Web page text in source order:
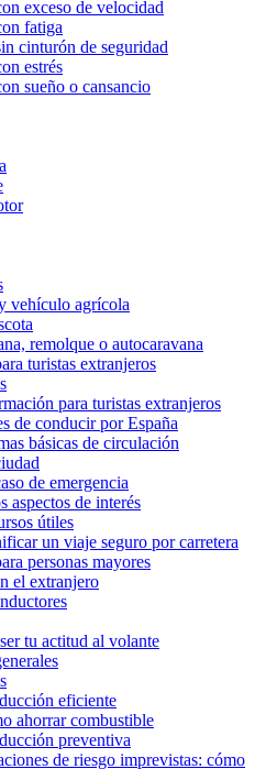
exceso de velocidad
fatiga
cinturón de seguridad
estrés
sueño o cansancio
vehículo agrícola
remolque o autocaravana
turistas extranjeros
para turistas extranjeros
de conducir por España
básicas de circulación
de emergencia
aspectos de interés
útiles
un viaje seguro por carretera
personas mayores
el extranjero
tu actitud al volante
eficiente
ahorrar combustible
preventiva
de riesgo imprevistas: cómo